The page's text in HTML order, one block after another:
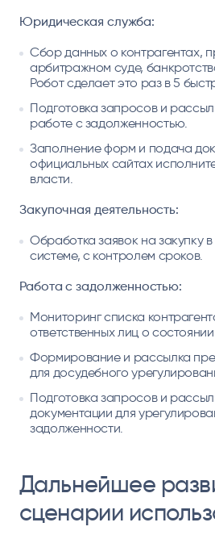
Юридическая служба:
Сбор данных о контрагентах,
арбитражном суде,
Робот сделает это раз в 5
Подготовка запросов и
работе с задолженностью.
Заполнение форм и подача
официальных сайтах
власти.
Закупочная деятельность:
Обработка заявок на закупку
системе, с контролем сроков.
Работа с задолженностью:
Мониторинг списка
ответственных лиц о
Формирование и рассылка
для досудебного
Подготовка запросов и
документации для
задолженности.
Дальнейшее
сценарии